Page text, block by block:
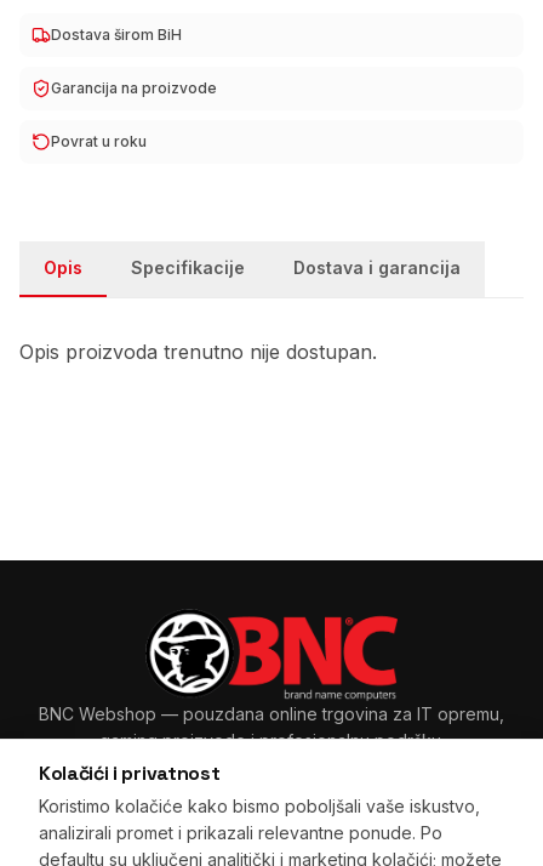
Kolačići i privatnost
Koristimo kolačiće kako bismo poboljšali vaše iskustvo,
analizirali promet i prikazali relevantne ponude. Po
defaultu su uključeni analitički i marketing kolačići; možete
Dostava širom BiH
Garancija na proizvode
Povrat u roku
Opis Specifikacije Dostava i garancija
Opis proizvoda trenutno nije dostupan.
BNC Webshop — pouzdana online trgovina za IT opremu,
gaming proizvode i profesionalnu podršku.
Sarajevo, BiH
+387 33 265 465 · +387 61 89 11 48